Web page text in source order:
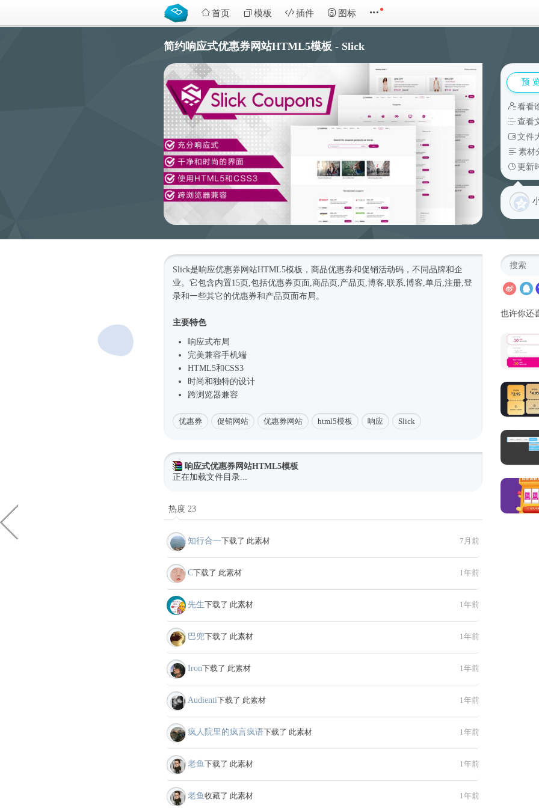
首页 模板 插件 图标
简约响应式优惠券网站HTML5模板 - Slick
预
看看
查看
文件
素材
更新
Slick是响应优惠券网站HTML5模板 ，商品优惠券和促销活动码，不同品牌和企
业。它包含内置15页,包括优惠券页面,商品页,产品页,博客,联系,博客,单后,注册,登
录和一些其它的优惠券和产品页面布局。
主要特色
响应式布局
完美兼容手机端
HTML5和CSS3
时尚和独特的设计
跨浏览器兼容
优惠券 促销网站 优惠券网站 html5模板 响应 Slick
响应式优惠券网站HTML5模板
正在加载文件目录...
热度 23
知行合一下载了 此素材 7月前
C下载了 此素材 1年前
先生下载了 此素材 1年前
巴兜下载了 此素材 1年前
Iron下载了 此素材 1年前
Audienti下载了 此素材 1年前
疯人院里的疯言疯语下载了 此素材 1年前
老鱼下载了 此素材 1年前
老鱼收藏了 此素材 1年前
也许你还